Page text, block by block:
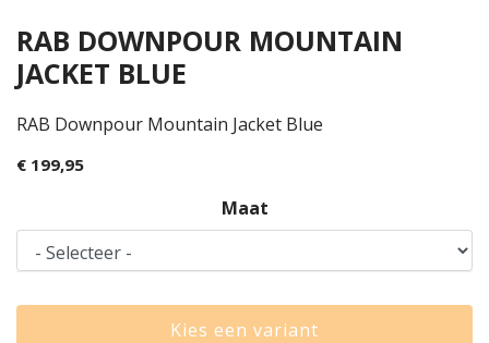
RAB DOWNPOUR MOUNTAIN
JACKET BLUE
RAB Downpour Mountain Jacket Blue
€ 199,95
Maat
Kies een variant